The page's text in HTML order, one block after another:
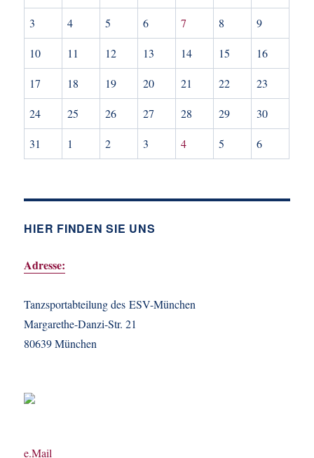
3 4 5 6 7 8 9
10 11 12 13 14 15 16
17 18 19 20 21 22 23
24 25 26 27 28 29 30
31 1 2 3 4 5 6
HIER FINDEN SIE UNS
Adresse:
Tanzsportabteilung des ESV-München
Margarethe-Danzi-Str. 21
80639 München
e.Mail